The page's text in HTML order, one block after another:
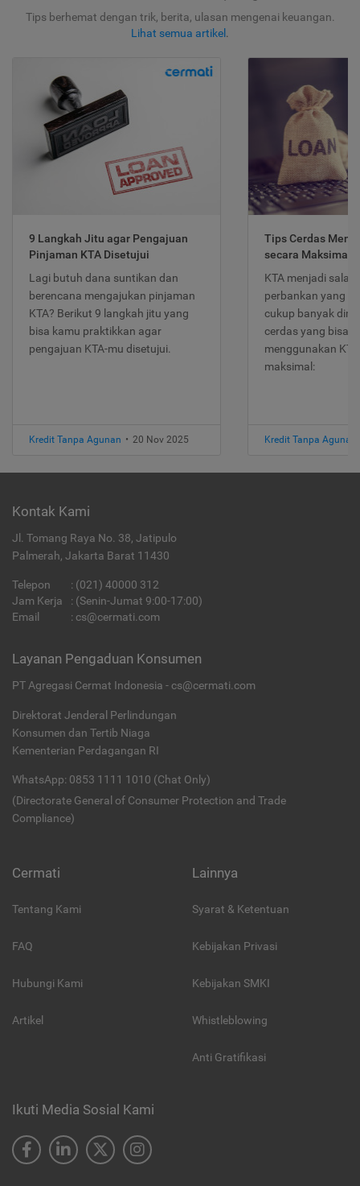
Tips berhemat dengan trik, berita, ulasan mengenai keuangan.
Lihat semua artikel .
9 Langkah Jitu agar Pengajuan
Pinjaman KTA Disetujui
Lagi butuh dana suntikan dan
berencana mengajukan pinjaman
KTA? Berikut 9 langkah jitu yang
bisa kamu praktikkan agar
pengajuan KTA-mu disetujui.
Kredit Tanpa Agunan • 20 Nov 2025
Tips Cerdas
secara Maksimal
KTA menjadi
perbankan yang
cukup banyak
cerdas yang bisa
menggunakan
maksimal:
Kredit Tanpa Agunan
Kontak Kami
Jl. Tomang Raya No. 38, Jatipulo
Palmerah, Jakarta Barat 11430
Telepon : (021) 40000 312
Jam Kerja
: (Senin-Jumat 9:00-17:00)
Email
: cs@cermati.com
Layanan Pengaduan Konsumen
PT Agregasi Cermat Indonesia - cs@cermati.com
Direktorat Jenderal Perlindungan
Konsumen dan Tertib Niaga
Kementerian Perdagangan RI
WhatsApp: 0853 1111 1010 (Chat Only)
(Directorate General of Consumer Protection and Trade
Compliance)
Cermati
Tentang Kami
FAQ
Hubungi Kami
Artikel
Lainnya
Syarat & Ketentuan
Kebijakan Privasi
Kebijakan SMKI
Whistleblowing
Anti Gratifikasi
Ikuti Media Sosial Kami